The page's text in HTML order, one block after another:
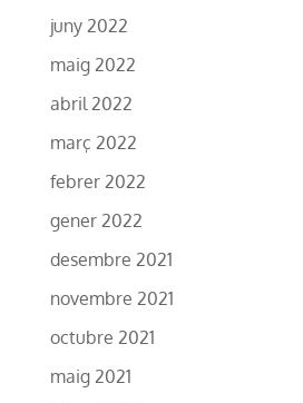
juny 2022
maig 2022
abril 2022
març 2022
febrer 2022
gener 2022
desembre 2021
novembre 2021
octubre 2021
maig 2021